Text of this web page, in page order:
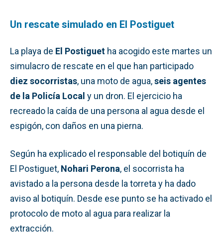
Un rescate simulado en El Postiguet
La playa de El Postiguet ha acogido este martes un
simulacro de rescate en el que han participado
diez socorristas, una moto de agua,seis agentes
de la Policía Local y un dron. El ejercicio ha
recreado la caída de una persona al agua desde el
espigón, con daños en una pierna.
Según ha explicado el responsable del botiquín de
El Postiguet, Nohari Perona, el socorrista ha
avistado a la persona desde la torreta y ha dado
aviso al botiquín. Desde ese punto se ha activado el
protocolo de moto al agua para realizar la
extracción.